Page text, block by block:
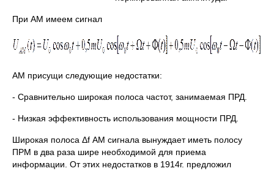
При АМ имеем сигнал
АМ присущи следующие недостатки:
- Сравнительно широкая полоса частот, занимаемая ПРД.
- Низкая эффективность использования мощности ПРД.
Широкая полоса Δf АМ сигнала вынуждает иметь полосу
ПРМ в два раза шире необходимой для приема
информации. От этих недостатков в 1914г. предложил